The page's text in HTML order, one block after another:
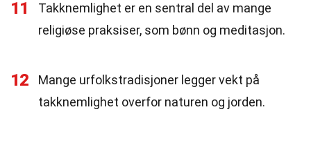
11
Takknemlighet er en sentral del av mange
religiøse praksiser, som bønn og meditasjon.
12
Mange urfolkstradisjoner legger vekt på
takknemlighet overfor naturen og jorden.